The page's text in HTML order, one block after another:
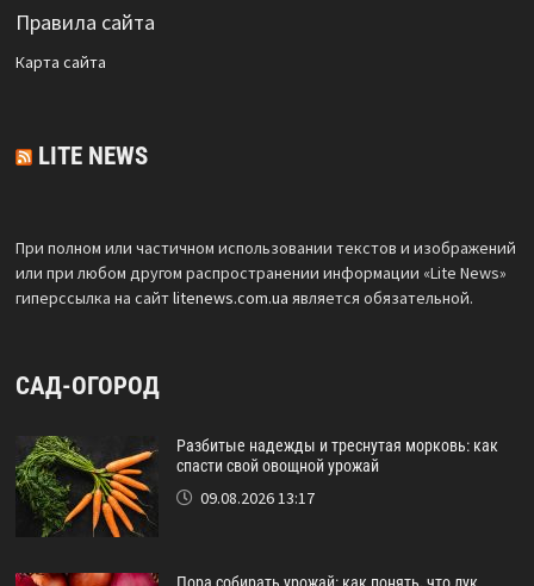
Правила сайта
Карта сайта
LITE NEWS
При полном или частичном использовании текстов и изображений
или при любом другом распространении информации «Lite News»
гиперссылка на сайтlitenews.com.ua является обязательной.
САД-ОГОРОД
Разбитые надежды и треснутая морковь: как
спасти свой овощной урожай
09.08.2026 13:17
Пора собирать урожай: как понять, что лук